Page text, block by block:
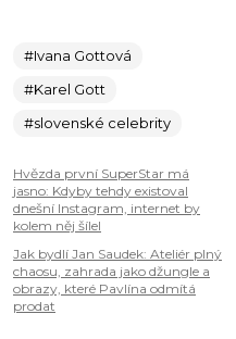
#Ivana Gottová
#Karel Gott
#slovenské celebrity
Hvězda první SuperStar má
jasno: Kdyby tehdy existoval
dnešní Instagram, internet by
kolem něj šílel
Jak bydlí Jan Saudek: Ateliér plný
chaosu, zahrada jako džungle a
obrazy, které Pavlína odmítá
prodat